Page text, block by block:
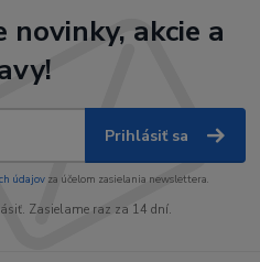
akcie a
Prihlásiť sa
údajov za účelom zasielania newslettera.
Zasielame raz za 14 dní.